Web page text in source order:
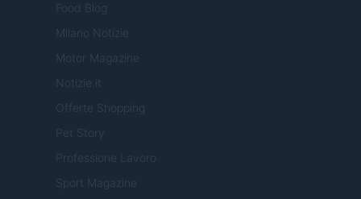
Food Blog
Milano Notizie
Motor Magazine
Notizie.it
Offerte Shopping
Pet Story
Professione Lavoro
Sport Magazine